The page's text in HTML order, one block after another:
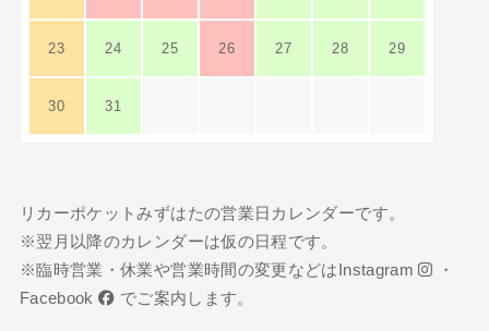
23 24 25 26 27 28 29
30 31
リカーポケットみずはたの営業日カレンダーです。
※翌月以降のカレンダーは仮の日程です。
※臨時営業・休業や営業時間の変更などは Instagram
・
Facebook
でご案内します。